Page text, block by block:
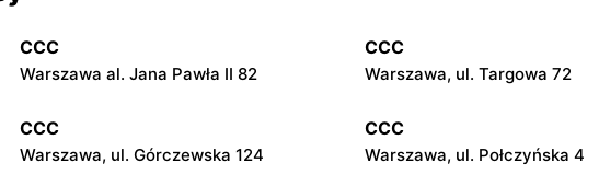
CCC
Warszawa al. Jana Pawła II 82
CCC
Warszawa, ul. Targowa 72
CCC
Warszawa, ul. Górczewska 124
CCC
Warszawa, ul. Połczyńska 4